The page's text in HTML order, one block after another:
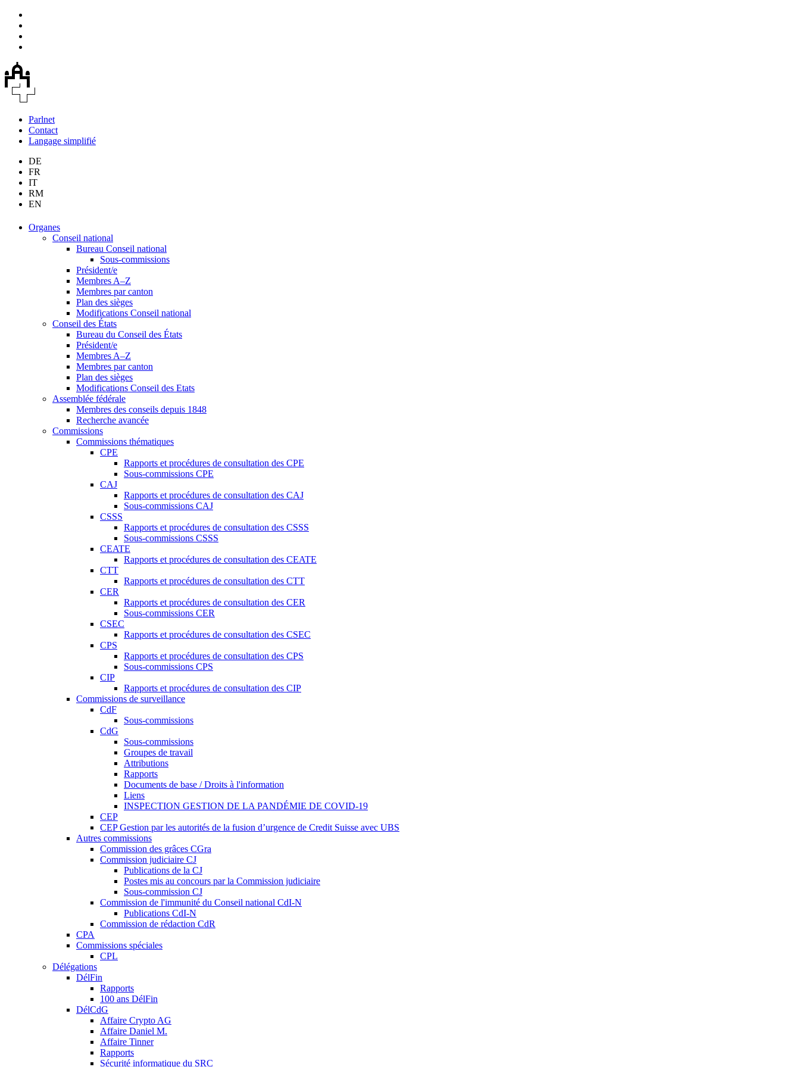
Parlnet
Contact
Langage simplifié
DE
FR
IT
RM
EN
Organes
Conseil national
Bureau Conseil national
Sous-commissions
Président/e
Membres A–Z
Membres par canton
Plan des sièges
Modifications Conseil national
Conseil des États
Bureau du Conseil des États
Président/e
Membres A–Z
Membres par canton
Plan des sièges
Modifications Conseil des Etats
Assemblée fédérale
Membres des conseils depuis 1848
Recherche avancée
Commissions
Commissions thématiques
CPE
Rapports et procédures de consultation des CPE
Sous-commissions CPE
CAJ
Rapports et procédures de consultation des CAJ
Sous-commissions CAJ
CSSS
Rapports et procédures de consultation des CSSS
Sous-commissions CSSS
CEATE
Rapports et procédures de consultation des CEATE
CTT
Rapports et procédures de consultation des CTT
CER
Rapports et procédures de consultation des CER
Sous-commissions CER
CSEC
Rapports et procédures de consultation des CSEC
CPS
Rapports et procédures de consultation des CPS
Sous-commissions CPS
CIP
Rapports et procédures de consultation des CIP
Commissions de surveillance
CdF
Sous-commissions
CdG
Sous-commissions
Groupes de travail
Attributions
Rapports
Documents de base / Droits à l'information
Liens
INSPECTION GESTION DE LA PANDÉMIE DE COVID-19
CEP
CEP Gestion par les autorités de la fusion d’urgence de Credit Suisse avec UBS
Autres commissions
Commission des grâces CGra
Commission judiciaire CJ
Publications de la CJ
Postes mis au concours par la Commission judiciaire
Sous-commission CJ
Commission de l'immunité du Conseil national CdI-N
Publications CdI-N
Commission de rédaction CdR
CPA
Commissions spéciales
CPL
Délégations
DélFin
Rapports
100 ans DélFin
DélCdG
Affaire Crypto AG
Affaire Daniel M.
Affaire Tinner
Rapports
Sécurité informatique du SRC